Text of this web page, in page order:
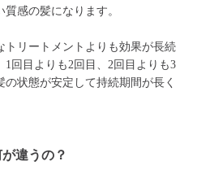
感の髪になります。
トリートメントよりも効果が長続
回目よりも2回目、2回目よりも3
状態が安定して持続期間が長く
違うの？